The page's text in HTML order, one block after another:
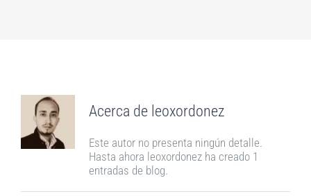
Acerca de leoxordonez
Este autor no presenta ningún detalle.
Hasta ahora leoxordonez ha creado 1
entradas de blog.